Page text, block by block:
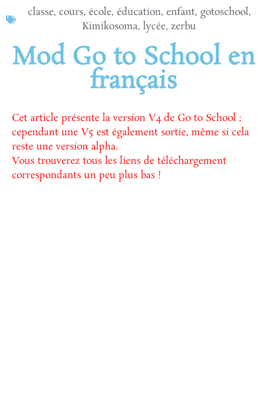
classe, cours, école, éducation, enfant, gotoschool,
Kimikosoma, lycée, zerbu
Mod Go to School en
français
Cet article présente la version V4 de Go to School ;
cependant une V5 est également sortie, même si cela
reste une version alpha.
Vous trouverez tous les liens de téléchargement
correspondants un peu plus bas !